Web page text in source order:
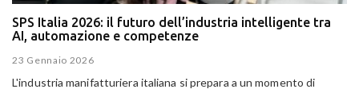
SPS Italia 2026: il futuro dell’industria intelligente tra
AI, automazione e competenze
23 Gennaio 2026
L'industria manifatturiera italiana si prepara a un momento di